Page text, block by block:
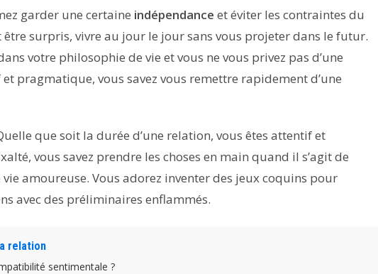
garder une certaine indépendance et éviter les contraintes du
surpris, vivre au jour le jour sans vous projeter dans le futur.
votre philosophie de vie et vous ne vous privez pas d’une
pragmatique, vous savez vous remettre rapidement d’une
que soit la durée d’une relation, vous êtes attentif et
vous savez prendre les choses en main quand il s’agit de
amoureuse. Vous adorez inventer des jeux coquins pour
avec des préliminaires enflammés.
relation
sentimentale ?